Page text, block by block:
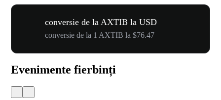
conversie de la AXTIB la USD
conversie de la 1 AXTIB la $76.47
Evenimente fierbinți